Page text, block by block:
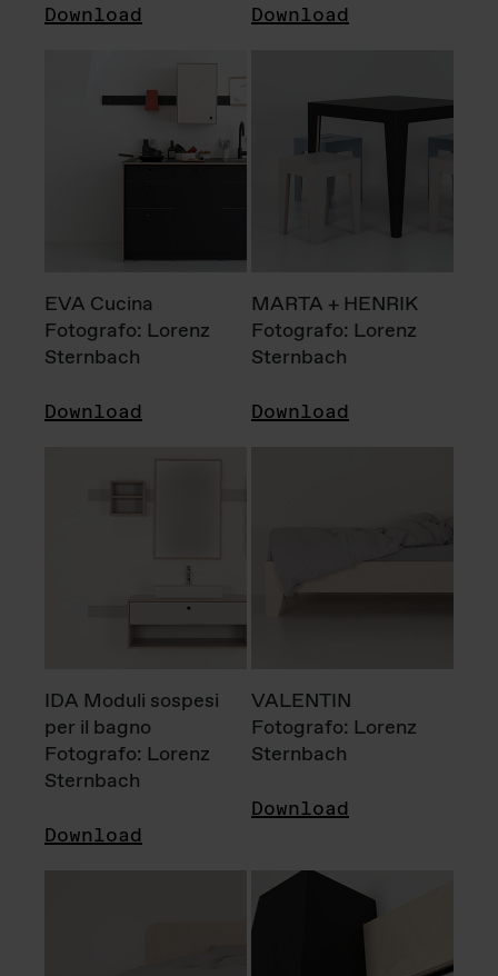
Download Download
EVA Cucina
Fotografo: Lorenz
Sternbach
Download
MARTA + HENRIK
Fotografo: Lorenz
Sternbach
Download
IDA Moduli sospesi
per il bagno
Fotografo: Lorenz
Sternbach
Download
VALENTIN
Fotografo: Lorenz
Sternbach
Download